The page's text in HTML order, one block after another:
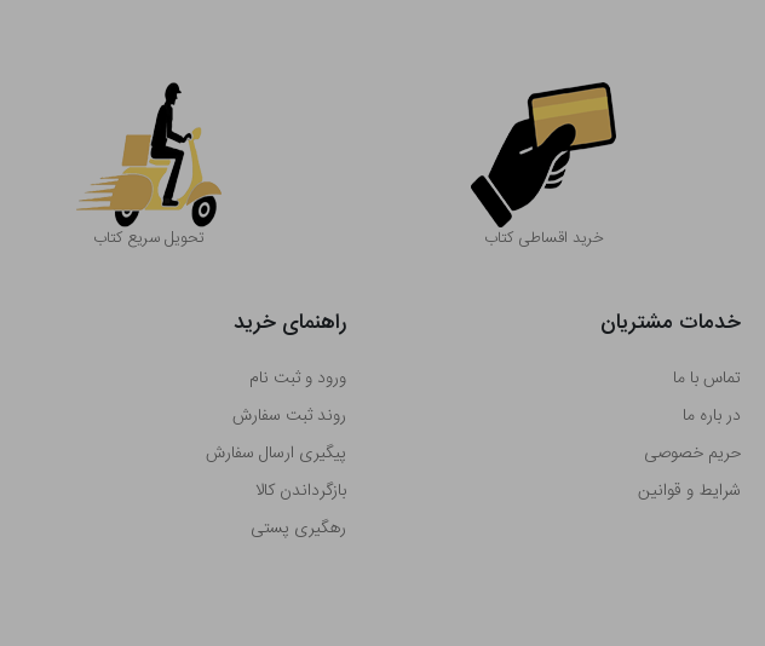
خرید اقساطی کتاب تحویل سریع کتاب
خدمات مشتریان
تماس با ما
در باره ما
حریم خصوصی
شرایط و قوانین
راهنمای خرید
ورود و ثبت نام
روند ثبت سفارش
پیگیری ارسال سفارش
بازگرداندن کالا
رهگیری پستی